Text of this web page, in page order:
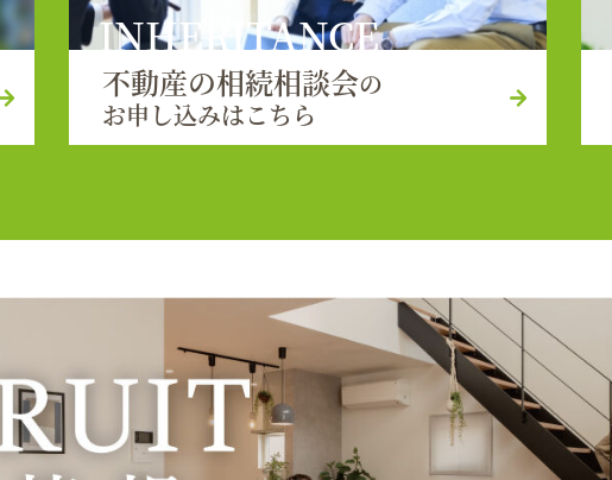
INHERITANCE
不動産の相続相談会の
お申し込みはこちら